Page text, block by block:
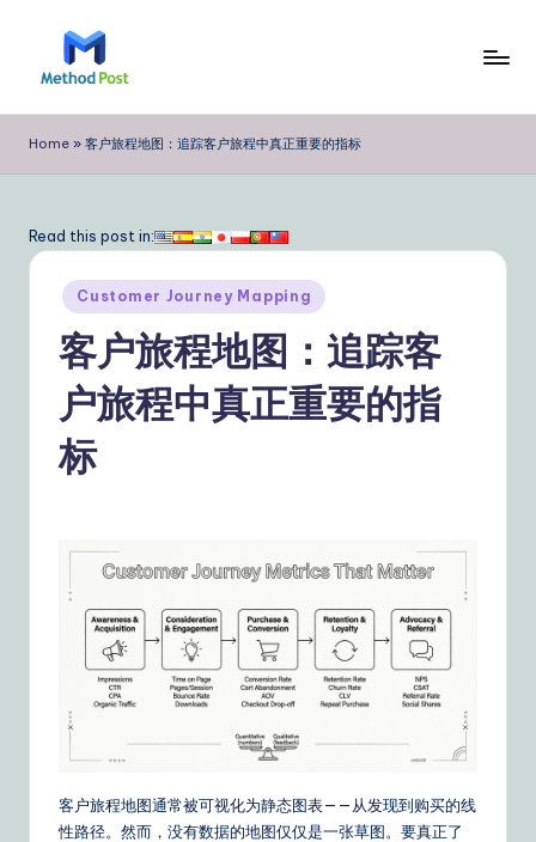
e
t
o
hi
Home » 客户旅程地图：追踪客户旅程中真正重要的指标
Read this post in:
Posted
in
Customer Journey Mapping
客户旅程地图：追踪客
户旅程中真正重要的指
标
客户旅程地图通常被可视化为静态图表——从发现到购买的线
性路径。然而，没有数据的地图仅仅是一张草图。要真正了